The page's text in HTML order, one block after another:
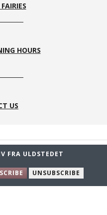
HOURS
US
FRA ULDSTEDET
UNSUBSCRIBE